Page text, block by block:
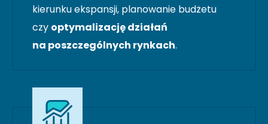
kierunku ekspansji, planowanie budżetu
czy optymalizację działań
na poszczególnych rynkach.